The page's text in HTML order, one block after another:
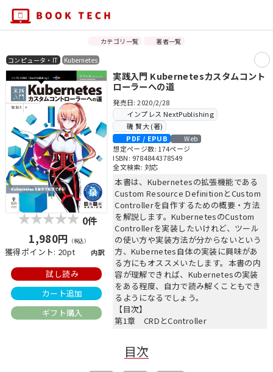
カテゴリ一覧 著者一覧
コンピュータ・IT Kubernetes
0件
1,980円 （税込）
獲得ポイント: 20pt 内訳
試し読み
カート追加
ギフト購入
実践入門 Kubernetesカスタムコント
ローラーへの道
発売日: 2020/2/28
インプレス NextPublishing
磯 賢大 (著)
PDF / EPUB
Web
想定ページ数: 174ページ
ISBN: 9784844378549
全文検索: 対応
本書は、Kubernetesの拡張機能である
Custom Resource DefinitionとCustom
Controllerを自作するための概要・方法
を解説します。KubernetesのCustom
Controllerを実装したいけれど、ツール
の使い方や実装方法が分からないという
方、Kubernetes自体の実装に興味があ
る方にもオススメいたします。本書の内
容が理解できれば、Kubernetesの実装
をある程度、自力で読み解くこともでき
るようになるでしょう。
【目次】
第1章 CRDとController
知識
第3章 Sample Controller解説
目次